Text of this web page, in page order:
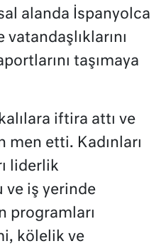
alanda İspanyolca
vatandaşlıklarını
taşımaya
iftira attı ve
etti. Kadınları
liderlik
ve iş yerinde
programları
kölelik ve